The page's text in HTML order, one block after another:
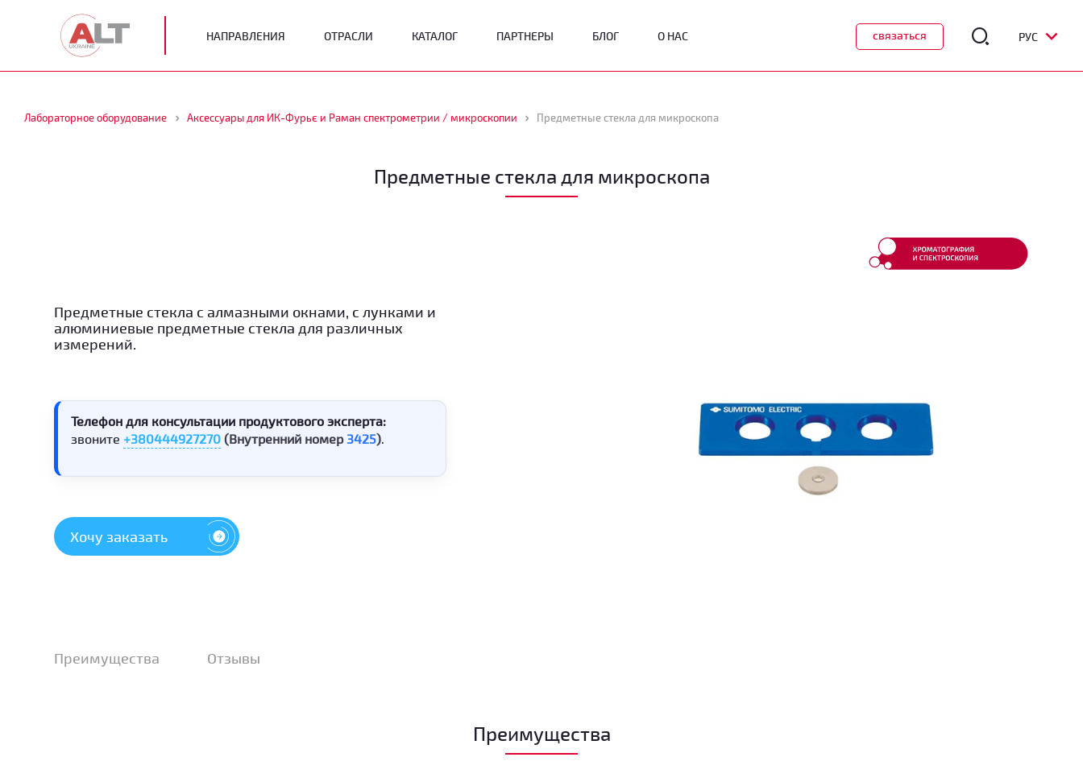
НАПРАВЛЕНИЯ ОТРАСЛИ КАТАЛОГ ПАРТНЕРЫ БЛОГ О НАС связаться РУС
Лабораторное оборудование Аксессуары для ИК-Фурьє и Раман спектрометрии / микроскопии Предметные стекла для микроскопа
Предметные стекла для микроскопа
Предметные стекла с алмазными окнами, с лунками и
алюминиевые предметные стекла для различных
измерений.
Телефон для консультации продуктового эксперта:
звоните+380444927270 (Внутренний номер 3425).
Хочу заказать
Преимущества Отзывы
Преимущества